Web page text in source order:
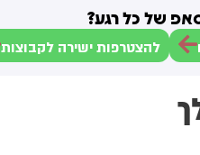
של כל רגע?
להצטרפות ישירה לקבוצות